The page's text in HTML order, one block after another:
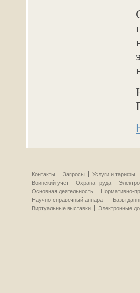
Контакты Запросы Услуги и тарифы
Воинский учет
Охрана труда
Основная деятельность
Нормативно-
Научно-справочный аппарат
Базы
Виртуальные выставки
Электронные